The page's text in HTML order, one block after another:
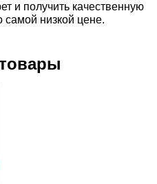
и получить качественную
самой низкой цене.